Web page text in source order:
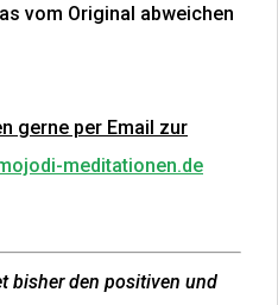
vom Original abweichen
gerne per Email zur
meditationen.de
bisher den positiven und